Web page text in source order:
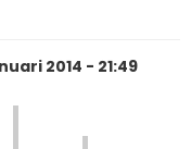
2014 - 21:49